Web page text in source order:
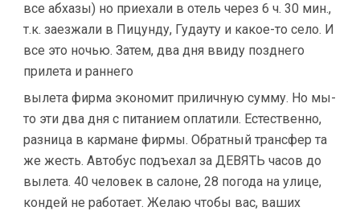
все абхазы) но приехали в отель через 6 ч. 30 мин.,
т.к. заезжали в Пицунду, Гудауту и какое-то село. И
все это ночью. Затем, два дня ввиду позднего
прилета и раннего
вылета фирма экономит приличную сумму. Но мы-
то эти два дня с питанием оплатили. Естественно,
разница в кармане фирмы. Обратный трансфер та
же жесть. Автобус подъехал за ДЕВЯТЬ часов до
вылета. 40 человек в салоне, 28 погода на улице,
кондей не работает. Желаю чтобы вас, ваших